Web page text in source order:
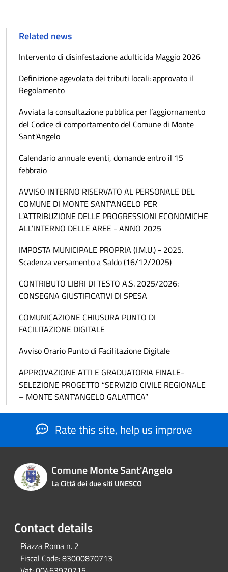
Related news
Intervento di disinfestazione adulticida Maggio 2026
Definizione agevolata dei tributi locali: approvato il
Regolamento
Avviata la consultazione pubblica per l’aggiornamento
del Codice di comportamento del Comune di Monte
Sant'Angelo
Calendario annuale eventi, domande entro il 15
febbraio
AVVISO INTERNO RISERVATO AL PERSONALE DEL
COMUNE DI MONTE SANT’ANGELO PER
L’ATTRIBUZIONE DELLE PROGRESSIONI ECONOMICHE
ALL’INTERNO DELLE AREE - ANNO 2025
IMPOSTA MUNICIPALE PROPRIA (I.M.U.) - 2025.
Scadenza versamento a Saldo (16/12/2025)
CONTRIBUTO LIBRI DI TESTO A.S. 2025/2026:
CONSEGNA GIUSTIFICATIVI DI SPESA
COMUNICAZIONE CHIUSURA PUNTO DI
FACILITAZIONE DIGITALE
Avviso Orario Punto di Facilitazione Digitale
APPROVAZIONE ATTI E GRADUATORIA FINALE-
SELEZIONE PROGETTO “SERVIZIO CIVILE REGIONALE
– MONTE SANT’ANGELO GALATTICA”
Rate this site, help us improve
Comune Monte Sant'Angelo
La Città dei due siti UNESCO
Contact details
Piazza Roma n. 2
Fiscal Code:83000870713